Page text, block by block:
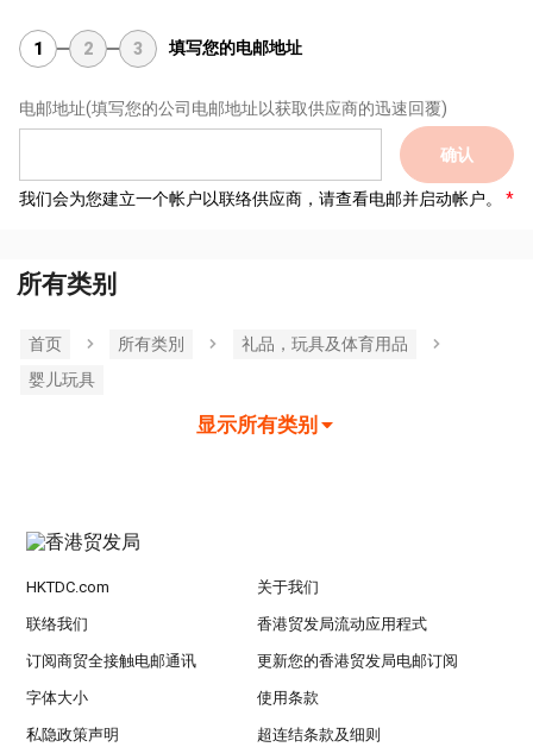
1 2 3 填写您的电邮地址
电邮地址(填写您的公司电邮地址以获取供应商的迅速回覆)
确认
我们会为您建立一个帐户以联络供应商，请查看电邮并启动帐户。
所有类别
首页 所有类別
礼品，玩具及体育用品
婴儿玩具
显示所有类别
HKTDC.com 关于我们
联络我们 香港贸发局流动应用程式
订阅商贸全接触电邮通讯 更新您的香港贸发局电邮订阅
字体大小 使用条款
私隐政策声明 超连结条款及细则